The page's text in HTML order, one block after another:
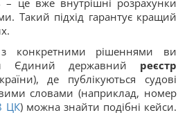
– це вже внутрішні розрахунки
Такий підхід гарантує кращий
конкретними рішеннями ви
Єдиний державний реєстр
де публікуються судові
словами (наприклад, номер
ЦК) можна знайти подібні кейси.